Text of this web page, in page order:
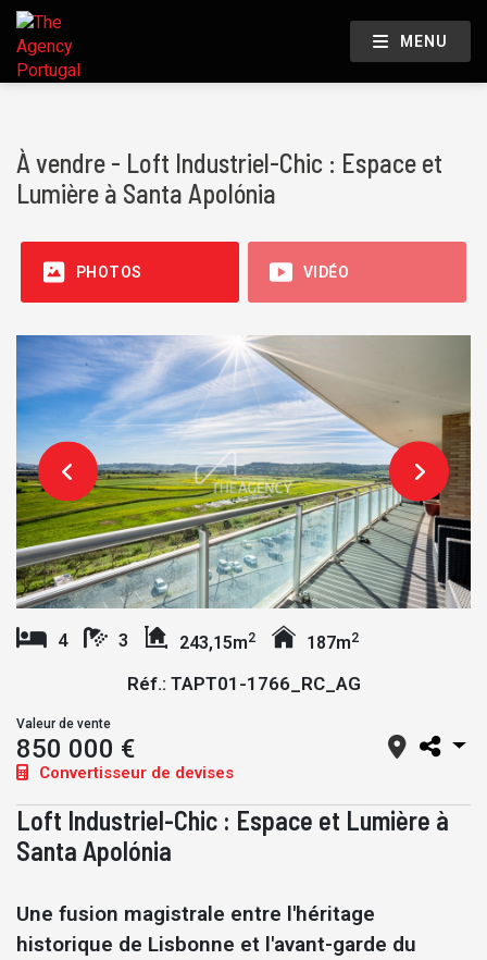
MENU
À vendre - Loft Industriel-Chic : Espace et
Lumière à Santa Apolónia
PHOTOS VIDÉO
4 3 243,15m2 187m2
Réf.: TAPT01-1766_RC_AG
Valeur de vente
850 000 €
Convertisseur de devises
Loft Industriel-Chic : Espace et Lumière à
Santa Apolónia
Une fusion magistrale entre l'héritage
historique de Lisbonne et l'avant-garde du